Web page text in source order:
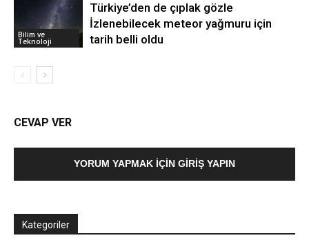
Bilim ve
Teknoloji
Türkiye’den de çıplak gözle
İzlenebilecek meteor yağmuru için
tarih belli oldu
CEVAP VER
YORUM YAPMAK İÇIN GIRIŞ YAPIN
Kategoriler